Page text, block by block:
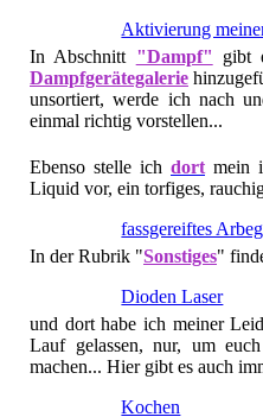
Aktivierung
In Abschnitt "Dampf" gibt
Dampfgerätegalerie
unsortiert, werde ich nach
einmal richtig vorstellen...
Ebenso stelle ich dort mein
Liquid vor, ein torfiges,
fassgereiftes
In der Rubrik "Sonstiges"
Dioden Laser
und dort habe ich meiner
Lauf gelassen, nur, um
machen... Hier gibt es auch
Kochen